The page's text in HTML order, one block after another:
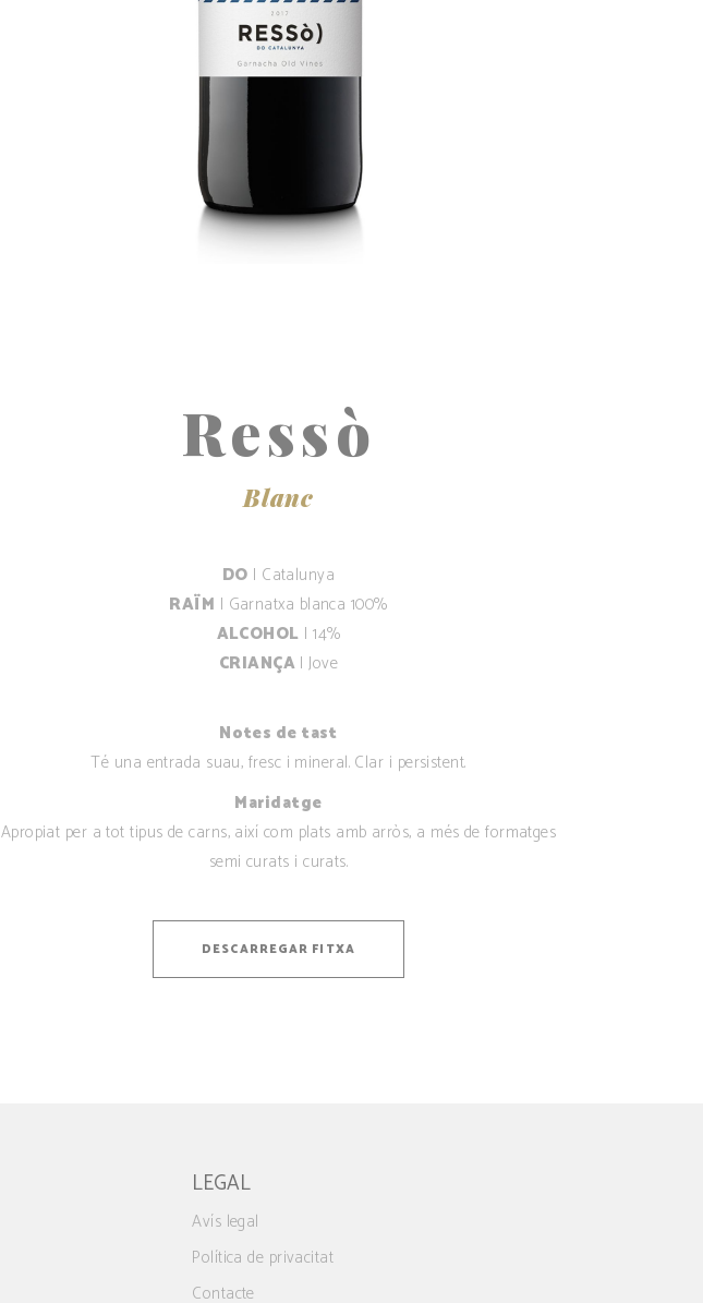
Ressò
Blanc
DO | Catalunya
RAÏM | Garnatxa blanca 100%
ALCOHOL | 14%
CRIANÇA | Jove
Notes de tast
Té una entrada suau, fresc i mineral. Clar i persistent.
Maridatge
Apropiat per a tot tipus de carns, així com plats amb arròs, a més de formatges
semi curats i curats.
DESCARREGAR FITXA
LEGAL
Avís legal
Política de privacitat
Contacte